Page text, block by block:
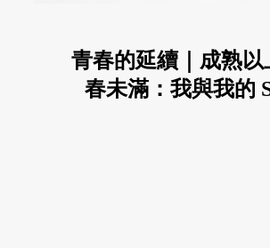
青春的延續｜成熟以
春未滿：我與我的